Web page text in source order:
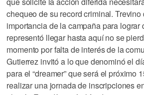
chequeo de su record criminal. Trevino
importancia de la campaña para lograr
representó llegar hasta aquí no se
momento por falta de interés de la
Gutierrez invitó a lo que denominó el
para el “dreamer” que será el próximo
realizar una jornada de inscripciones